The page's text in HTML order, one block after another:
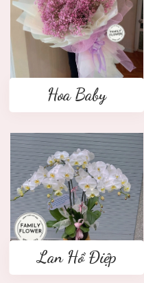
Hoa Baby
Lan Hồ Điệp